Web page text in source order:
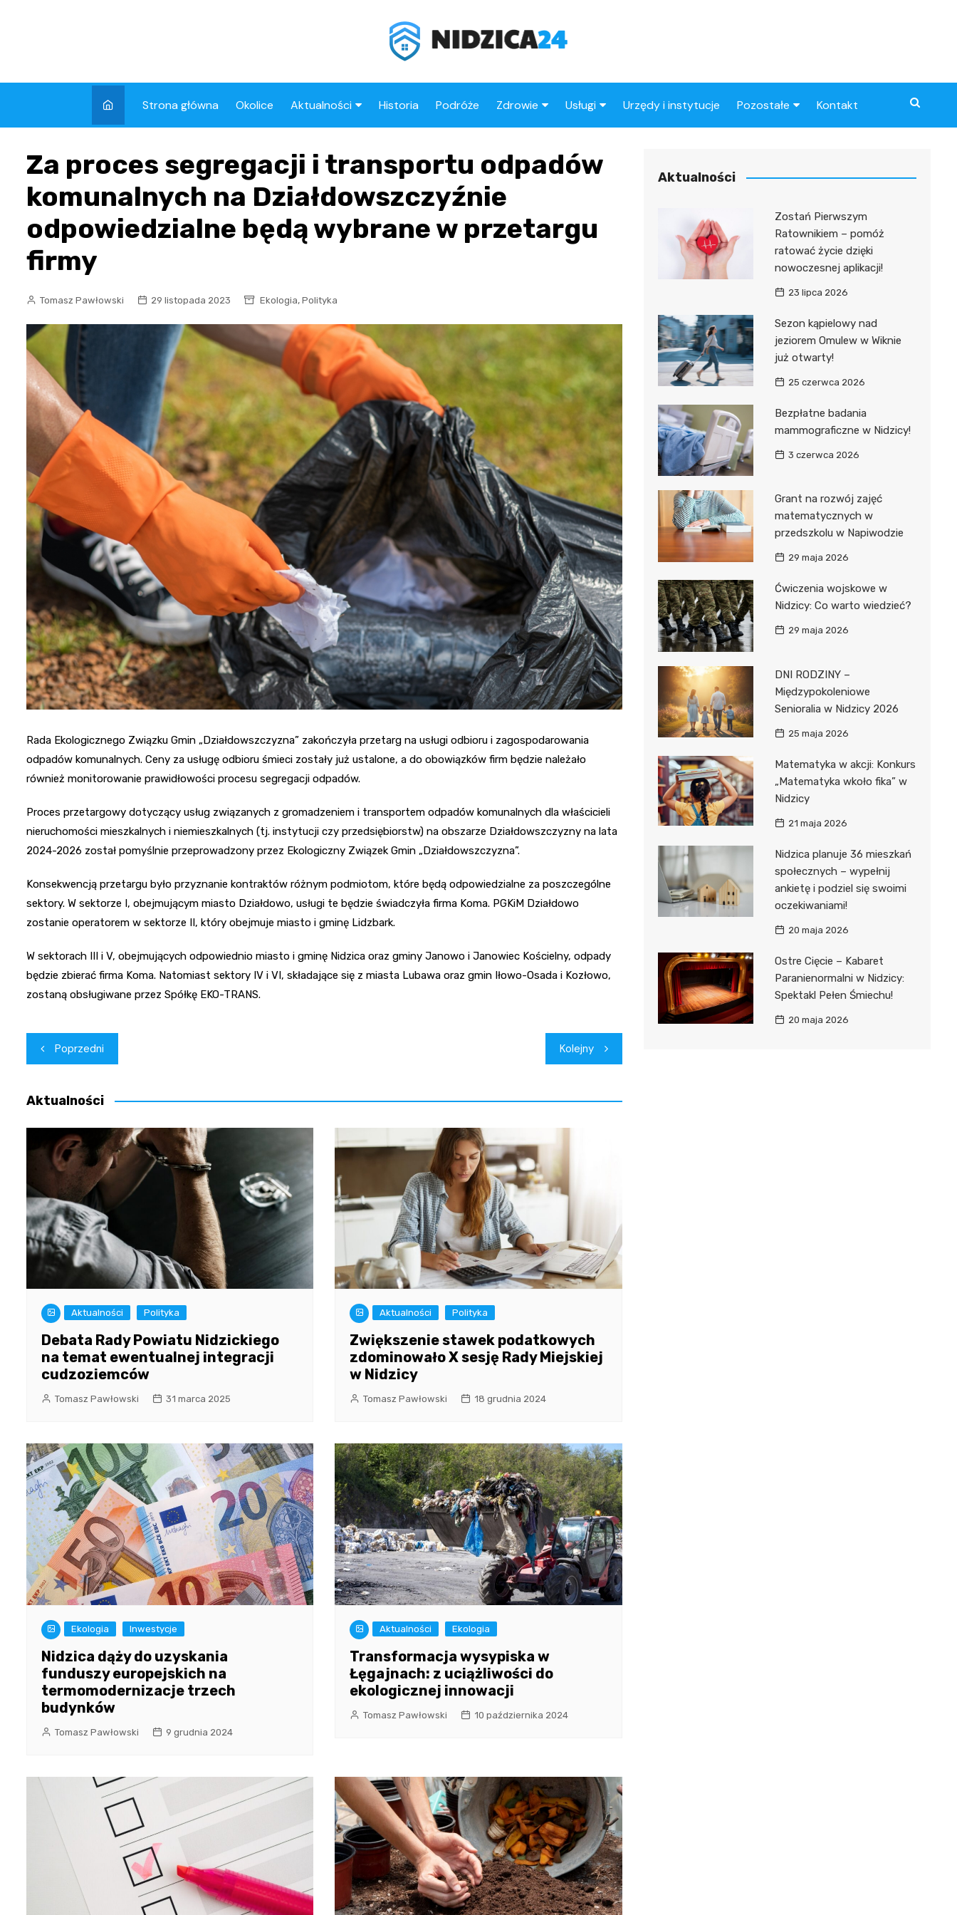
Strona główna Okolice Aktualności
Wydarzenia
Historia Podróże Zdrowie Usługi
Stacje benzynowe
Urzędy i instytucje Pozostałe Kontakt
Za proces segregacji i transportu odpadów
komunalnych na Działdowszczyźnie
odpowiedzialne będą wybrane w przetargu
firmy
Tomasz Pawłowski 29 listopada 2023 Ekologia, Polityka
Rada Ekologicznego Związku Gmin „Działdowszczyzna” zakończyła przetarg na usługi odbioru i zagospodarowania
odpadów komunalnych. Ceny za usługę odbioru śmieci zostały już ustalone, a do obowiązków firm będzie należało
również monitorowanie prawidłowości procesu segregacji odpadów.
Proces przetargowy dotyczący usług związanych z gromadzeniem i transportem odpadów komunalnych dla właścicieli
nieruchomości mieszkalnych i niemieszkalnych (tj. instytucji czy przedsiębiorstw) na obszarze Działdowszczyzny na lata
2024-2026 został pomyślnie przeprowadzony przez Ekologiczny Związek Gmin „Działdowszczyzna”.
Konsekwencją przetargu było przyznanie kontraktów różnym podmiotom, które będą odpowiedzialne za poszczególne
sektory. W sektorze I, obejmującym miasto Działdowo, usługi te będzie świadczyła firma Koma. PGKiM Działdowo
zostanie operatorem w sektorze II, który obejmuje miasto i gminę Lidzbark.
W sektorach III i V, obejmujących odpowiednio miasto i gminę Nidzica oraz gminy Janowo i Janowiec Kościelny, odpady
będzie zbierać firma Koma. Natomiast sektory IV i VI, składające się z miasta Lubawa oraz gmin Iłowo-Osada i Kozłowo,
zostaną obsługiwane przez Spółkę EKO-TRANS.
Nawigacja
wpisu
Poprzedni Kolejny
Aktualności
Aktualności Polityka
Debata Rady Powiatu Nidzickiego
na temat ewentualnej integracji
cudzoziemców
Tomasz Pawłowski 31 marca 2025
Aktualności Polityka
Zwiększenie stawek podatkowych
zdominowało X sesję Rady Miejskiej
w Nidzicy
Tomasz Pawłowski 18 grudnia 2024
Ekologia Inwestycje
Nidzica dąży do uzyskania
funduszy europejskich na
termomodernizacje trzech
budynków
Tomasz Pawłowski 9 grudnia 2024
Aktualności Ekologia
Transformacja wysypiska w
Łęgajnach: z uciążliwości do
ekologicznej innowacji
Tomasz Pawłowski 10 października 2024
Aktualności
Zostań Pierwszym
Ratownikiem – pomóż
ratować życie dzięki
nowoczesnej aplikacji!
23 lipca 2026
Sezon kąpielowy nad
jeziorem Omulew w Wiknie
już otwarty!
25 czerwca 2026
Bezpłatne badania
mammograficzne w Nidzicy!
3 czerwca 2026
Grant na rozwój zajęć
matematycznych w
przedszkolu w Napiwodzie
29 maja 2026
Ćwiczenia wojskowe w
Nidzicy: Co warto wiedzieć?
29 maja 2026
DNI RODZINY –
Międzypokoleniowe
Senioralia w Nidzicy 2026
25 maja 2026
Matematyka w akcji: Konkurs
„Matematyka wkoło fika” w
Nidzicy
21 maja 2026
Nidzica planuje 36 mieszkań
społecznych – wypełnij
ankietę i podziel się swoimi
oczekiwaniami!
20 maja 2026
Ostre Cięcie – Kabaret
Paranienormalni w Nidzicy:
Spektakl Pełen Śmiechu!
20 maja 2026